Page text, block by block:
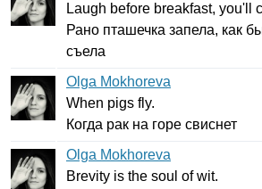
Laugh before breakfast, you'll
Рано пташечка запела, как
съела
Olga Mokhoreva
When pigs fly.
Когда рак на горе свиснет
Olga Mokhoreva
Brevity is the soul of wit.